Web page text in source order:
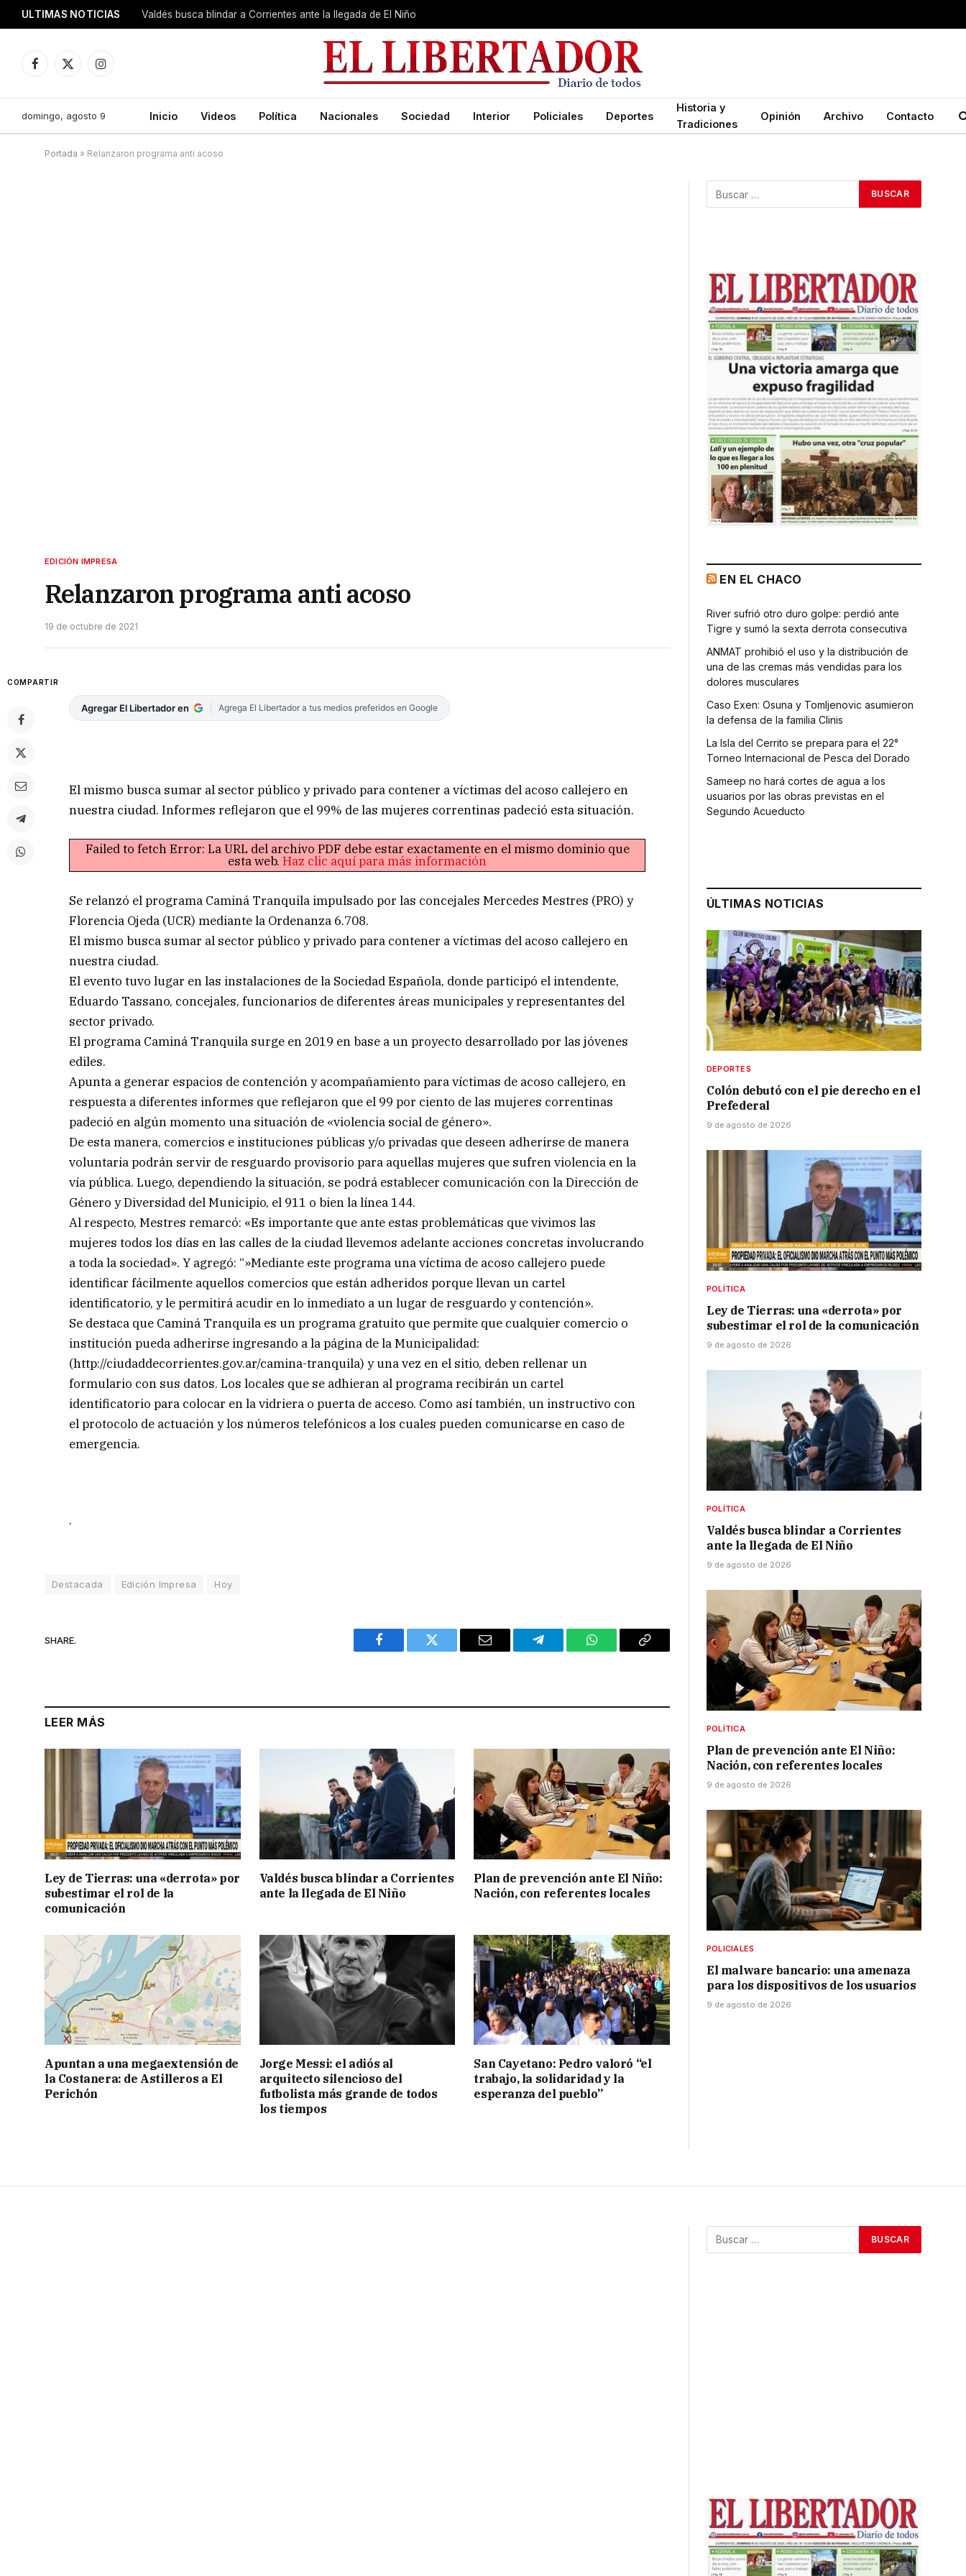
ULTIMAS NOTICIAS Valdés busca blindar a Corrientes ante la llegada de El Niño
Facebook
X
Instagram
domingo, agosto 9 Inicio Videos Política Nacionales Sociedad Interior Policiales Deportes
Historia y
Tradiciones
Opinión Archivo Contacto
Portada » Relanzaron programa anti acoso
EDICIÓN IMPRESA
Relanzaron programa anti acoso
19 de octubre de 2021
COMPARTIR
Agregar El Libertador en Agrega El Libertador a tus medios preferidos en Google
El mismo busca sumar al sector público y privado para contener a víctimas del acoso callejero en
nuestra ciudad. Informes reflejaron que el 99% de las mujeres correntinas padeció esta situación.
Failed to fetch Error: La URL del archivo PDF debe estar exactamente en el mismo dominio que
esta web. Haz clic aquí para más información
Se relanzó el programa Caminá Tranquila impulsado por las concejales Mercedes Mestres (PRO) y
Florencia Ojeda (UCR) mediante la Ordenanza 6.708.
El mismo busca sumar al sector público y privado para contener a víctimas del acoso callejero en
nuestra ciudad.
El evento tuvo lugar en las instalaciones de la Sociedad Española, donde participó el intendente,
Eduardo Tassano, concejales, funcionarios de diferentes áreas municipales y representantes del
sector privado.
El programa Caminá Tranquila surge en 2019 en base a un proyecto desarrollado por las jóvenes
ediles.
Apunta a generar espacios de contención y acompañamiento para víctimas de acoso callejero, en
respuesta a diferentes informes que reflejaron que el 99 por ciento de las mujeres correntinas
padeció en algún momento una situación de «violencia social de género».
De esta manera, comercios e instituciones públicas y/o privadas que deseen adherirse de manera
voluntaria podrán servir de resguardo provisorio para aquellas mujeres que sufren violencia en la
vía pública. Luego, dependiendo la situación, se podrá establecer comunicación con la Dirección de
Género y Diversidad del Municipio, el 911 o bien la línea 144.
Al respecto, Mestres remarcó: «Es importante que ante estas problemáticas que vivimos las
mujeres todos los días en las calles de la ciudad llevemos adelante acciones concretas involucrando
a toda la sociedad». Y agregó: “»Mediante este programa una víctima de acoso callejero puede
identificar fácilmente aquellos comercios que están adheridos porque llevan un cartel
identificatorio, y le permitirá acudir en lo inmediato a un lugar de resguardo y contención».
Se destaca que Caminá Tranquila es un programa gratuito que permite que cualquier comercio o
institución pueda adherirse ingresando a la página de la Municipalidad:
(http://ciudaddecorrientes.gov.ar/camina-tranquila) y una vez en el sitio, deben rellenar un
formulario con sus datos. Los locales que se adhieran al programa recibirán un cartel
identificatorio para colocar en la vidriera o puerta de acceso. Como así también, un instructivo con
el protocolo de actuación y los números telefónicos a los cuales pueden comunicarse en caso de
emergencia.
.
Destacada Edición Impresa Hoy
SHARE.
Facebook Twitter Email Telegram WhatsAppCopy
LEER MÁS
Ley de Tierras: una «derrota» por
subestimar el rol de la
comunicación
Valdés busca blindar a Corrientes
ante la llegada de El Niño
Plan de prevención ante El Niño:
Nación, con referentes locales
Apuntan a una megaextensión de
la Costanera: de Astilleros a El
Perichón
Jorge Messi: el adiós al
arquitecto silencioso del
futbolista más grande de todos
los tiempos
San Cayetano: Pedro valoró “el
trabajo, la solidaridad y la
esperanza del pueblo”
EN EL CHACO
River sufrió otro duro golpe: perdió ante
Tigre y sumó la sexta derrota consecutiva
ANMAT prohibió el uso y la distribución de
una de las cremas más vendidas para los
dolores musculares
Caso Exen: Osuna y Tomljenovic asumieron
la defensa de la familia Clinis
La Isla del Cerrito se prepara para el 22°
Torneo Internacional de Pesca del Dorado
Sameep no hará cortes de agua a los
usuarios por las obras previstas en el
Segundo Acueducto
ÚLTIMAS NOTICIAS
DEPORTES
Colón debutó con el pie derecho en el
Prefederal
9 de agosto de 2026
POLÍTICA
Ley de Tierras: una «derrota» por
subestimar el rol de la comunicación
9 de agosto de 2026
POLÍTICA
Valdés busca blindar a Corrientes
ante la llegada de El Niño
9 de agosto de 2026
POLÍTICA
Plan de prevención ante El Niño:
Nación, con referentes locales
9 de agosto de 2026
POLICIALES
El malware bancario: una amenaza
para los dispositivos de los usuarios
9 de agosto de 2026